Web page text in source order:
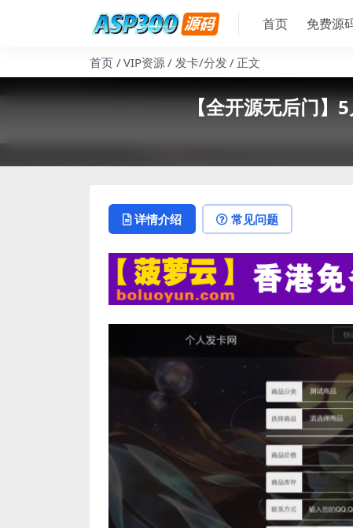
首页 免费源
首页 VIP资源 发卡/分发 正文
【全开源无后门】
详情介绍 常见问题